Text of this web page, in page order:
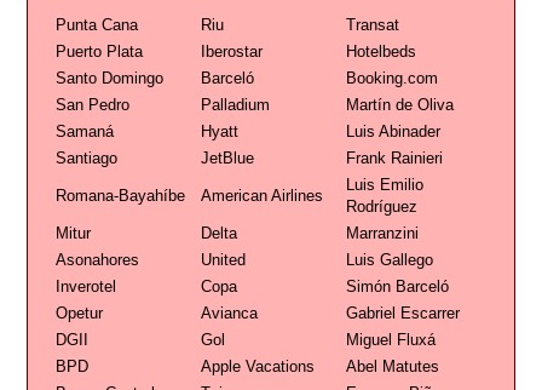
Punta Cana Riu
Transat
Puerto Plata
Iberostar
Hotelbeds
Santo Domingo
Barceló
Booking.com
San Pedro
Palladium
Martín de Oliva
Samaná
Hyatt
Luis Abinader
Santiago
JetBlue Frank Rainieri
Romana-Bayahíbe American Airlines
Luis Emilio
Rodríguez
Mitur
Delta
Marranzini
Asonahores
United
Luis Gallego
Inverotel
Copa
Simón Barceló
Opetur
Avianca
Gabriel Escarrer
DGII
Gol
Miguel Fluxá
BPD
Apple Vacations
Abel Matutes